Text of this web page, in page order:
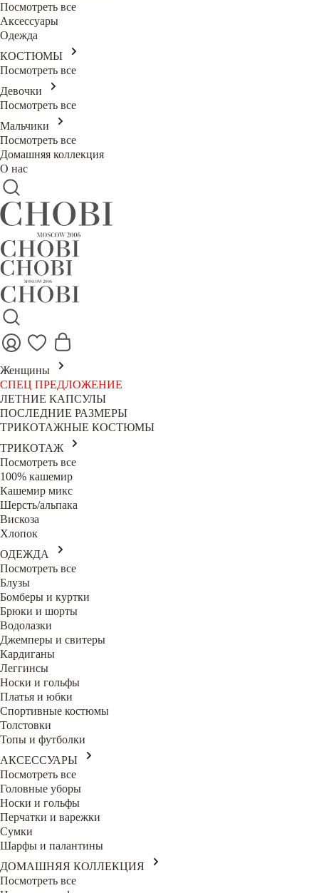
Посмотреть все
Аксессуары
Одежда
КОСТЮМЫ
Посмотреть все
Девочки
Посмотреть все
Мальчики
Посмотреть все
Домашняя коллекция
О нас
Женщины
СПЕЦ ПРЕДЛОЖЕНИЕ
ЛЕТНИЕ КАПСУЛЫ
ПОСЛЕДНИЕ РАЗМЕРЫ
ТРИКОТАЖНЫЕ КОСТЮМЫ
ТРИКОТАЖ
Посмотреть все
100% кашемир
Кашемир микс
Шерсть/альпака
Вискоза
Хлопок
ОДЕЖДА
Посмотреть все
Блузы
Бомберы и куртки
Брюки и шорты
Водолазки
Джемперы и свитеры
Кардиганы
Леггинсы
Носки и гольфы
Платья и юбки
Спортивные костюмы
Толстовки
Топы и футболки
АКСЕССУАРЫ
Посмотреть все
Головные уборы
Носки и гольфы
Перчатки и варежки
Сумки
Шарфы и палантины
ДОМАШНЯЯ КОЛЛЕКЦИЯ
Посмотреть все